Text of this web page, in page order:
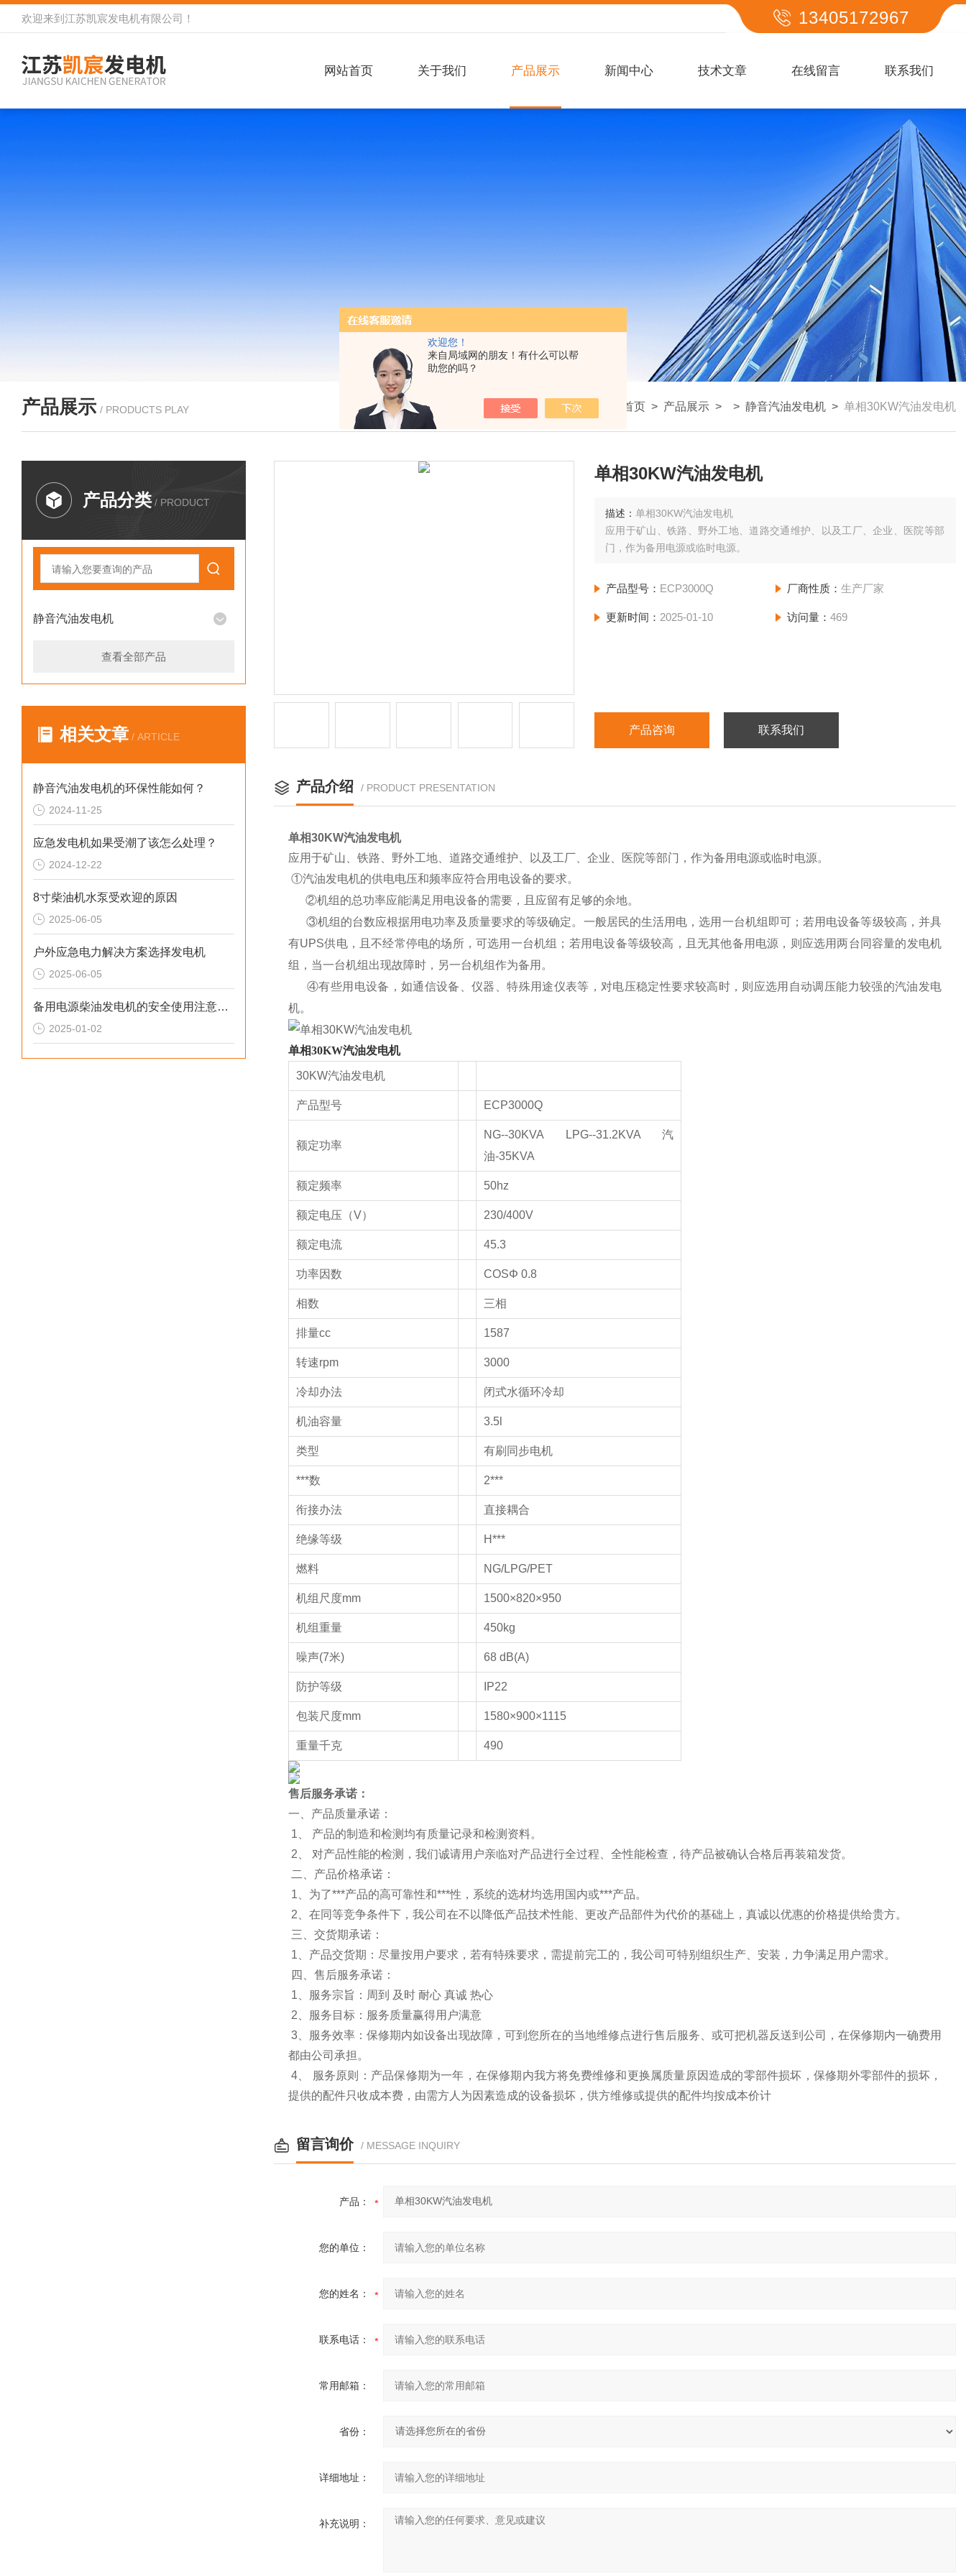
欢迎您！
来自局域网的朋友！有什么可以帮
助您的吗？
欢迎来到 江苏凯宸发电机有限公司 ！ 13405172967
网站首页 关于我们 产品展示 新闻中心 技术文章 在线留言 联系我们
产品展示 / PRODUCTS PLAY 我的位置： 首页 > 产品展示 > > 静音汽油发电机 > 单相30KW汽油发电机
产品分类 / PRODUCT
静音汽油发电机
查看全部产品
相关文章 / ARTICLE
静音汽油发电机的环保性能如何？
2024-11-25
应急发电机如果受潮了该怎么处理？
2024-12-22
8寸柴油机水泵受欢迎的原因
2025-06-05
户外应急电力解决方案选择发电机
2025-06-05
备用电源柴油发电机的安全使用注意事项
2025-01-02
单相30KW汽油发电机
描述：单相30KW汽油发电机
应用于矿山、铁路、野外工地、道路交通维护、以及工厂、企业、医院等部
门，作为备用电源或临时电源。
产品型号： ECP3000Q 厂商性质： 生产厂家
更新时间： 2025-01-10 访问量： 469
产品咨询 联系我们
产品介绍 / PRODUCT PRESENTATION
单相30KW汽油发电机
应用于矿山、铁路、野外工地、道路交通维护、以及工厂、企业、医院等部门，作为备用电源或临时电源。
①汽油发电机的供电电压和频率应符合用电设备的要求。
②机组的总功率应能满足用电设备的需要，且应留有足够的余地。
③机组的台数应根据用电功率及质量要求的等级确定。一般居民的生活用电，选用一台机组即可；若用电设备等级较高，并具
有UPS供电，且不经常停电的场所，可选用一台机组；若用电设备等级较高，且无其他备用电源，则应选用两台同容量的发电机
组，当一台机组出现故障时，另一台机组作为备用。
④有些用电设备，如通信设备、仪器、特殊用途仪表等，对电压稳定性要求较高时，则应选用自动调压能力较强的汽油发电
机。
单相30KW汽油发电机
30KW汽油发电机
产品型号 ECP3000Q
额定功率
NG--30KVA LPG--31.2KVA 汽
油-35KVA
额定频率 50hz
额定电压（V） 230/400V
额定电流 45.3
功率因数 COSΦ 0.8
相数 三相
排量cc 1587
转速rpm 3000
冷却办法 闭式水循环冷却
机油容量 3.5l
类型 有刷同步电机
***数 2***
衔接办法 直接耦合
绝缘等级 H***
燃料 NG/LPG/PET
机组尺度mm 1500×820×950
机组重量 450kg
噪声(7米) 68 dB(A)
防护等级 IP22
包装尺度mm 1580×900×1115
重量千克 490
售后服务承诺：
一、产品质量承诺：
1、 产品的制造和检测均有质量记录和检测资料。
2、 对产品性能的检测，我们诚请用户亲临对产品进行全过程、全性能检查，待产品被确认合格后再装箱发货。
二、产品价格承诺：
1、为了***产品的高可靠性和***性，系统的选材均选用国内或***产品。
2、在同等竞争条件下，我公司在不以降低产品技术性能、更改产品部件为代价的基础上，真诚以优惠的价格提供给贵方。
三、交货期承诺：
1、产品交货期：尽量按用户要求，若有特殊要求，需提前完工的，我公司可特别组织生产、安装，力争满足用户需求。
四、售后服务承诺：
1、服务宗旨：周到 及时 耐心 真诚 热心
2、服务目标：服务质量赢得用户满意
3、服务效率：保修期内如设备出现故障，可到您所在的当地维修点进行售后服务、或可把机器反送到公司，在保修期内一确费用
都由公司承担。
4、 服务原则：产品保修期为一年，在保修期内我方将免费维修和更换属质量原因造成的零部件损坏，保修期外零部件的损坏，
提供的配件只收成本费，由需方人为因素造成的设备损坏，供方维修或提供的配件均按成本价计
留言询价 / MESSAGE INQUIRY
产品：
您的单位：
您的姓名：
联系电话：
常用邮箱：
省份：
详细地址：
补充说明：